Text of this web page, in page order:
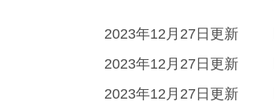
2023年12月27日更新
2023年12月27日更新
2023年12月27日更新